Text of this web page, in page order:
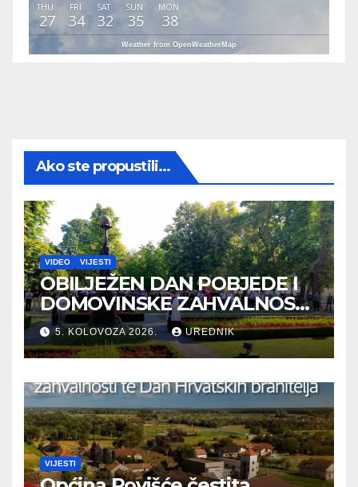
THU
27
FRI
34
SAT
32
SUN
35
MON
38
Weather from OpenWeatherMap
Ako ste propustili...
VIDEO VIJESTI
OBILJEŽEN DAN POBJEDE I
DOMOVINSKE ZAHVALNOSTI
TE DAN HRVATSKIH
BRANITELJA
5. KOLOVOZA 2026. UREDNIK
VIJESTI